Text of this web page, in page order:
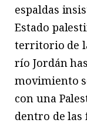
espaldas
Estado
territorio de
río Jordán
movimiento
con una
dentro de las